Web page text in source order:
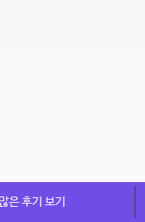
은 후기 보기